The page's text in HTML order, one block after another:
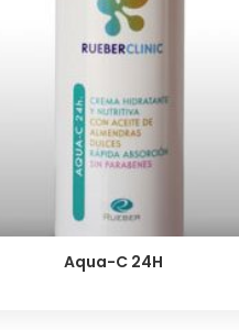
Aqua-C 24H